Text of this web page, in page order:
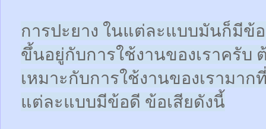
การปะยาง ในแต่ละแบบมันก็มีข้
ขึ้นอยู่กับการใช้งานของเราครับ
เหมาะกับการใช้งานของเรามา
แต่ละแบบมีข้อดี ข้อเสียดังนี้